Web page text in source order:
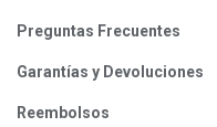
Preguntas Frecuentes
Garantías y Devoluciones
Reembolsos